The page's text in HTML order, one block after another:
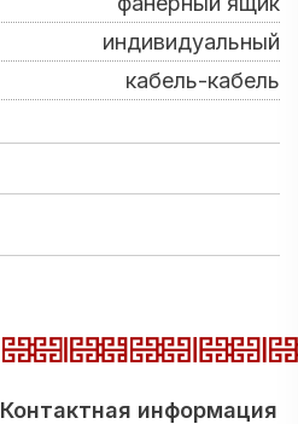
индивидуальный
кабель-кабель
Контактная информация